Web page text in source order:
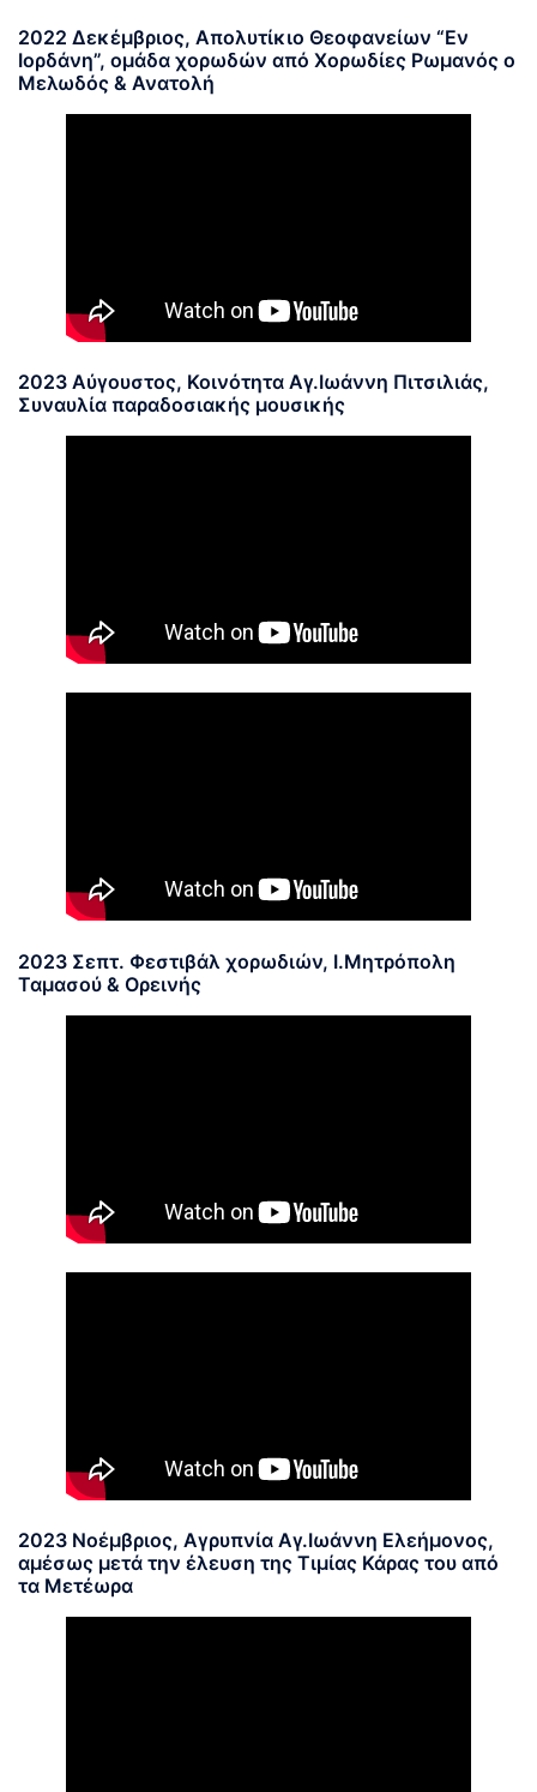
2022 Δεκέμβριος, Απολυτίκιο Θεοφανείων “Εν
Ιορδάνη”, ομάδα χορωδών από Χορωδίες Ρωμανός ο
Μελωδός & Ανατολή
2023 Αύγουστος, Κοινότητα Αγ.Ιωάννη Πιτσιλιάς,
Συναυλία παραδοσιακής μουσικής
2023 Σεπτ. Φεστιβάλ χορωδιών, Ι.Μητρόπολη
Ταμασού & Ορεινής
2023 Νοέμβριος, Αγρυπνία Αγ.Ιωάννη Ελεήμονος,
αμέσως μετά την έλευση της Τιμίας Κάρας του από
τα Μετέωρα